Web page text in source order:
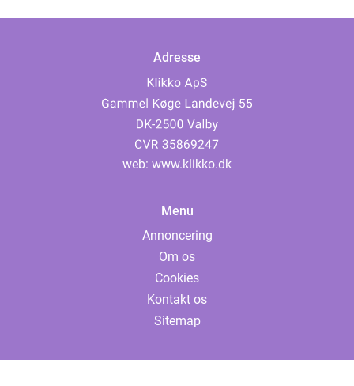
Adresse
web: www.klikko.dk
Menu
Annoncering
Om os
Cookies
Kontakt os
Sitemap